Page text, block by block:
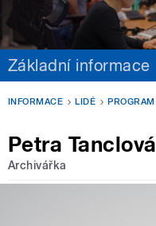
Základní informace
INFORMACE LIDÉ PROGRAM
Petra Tanclová
Archivářka